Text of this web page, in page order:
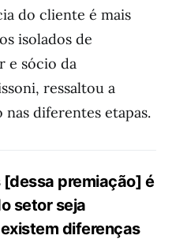
do cliente é mais
isolados de
e sócio da
ressaltou a
diferentes etapas.
[dessa premiação] é
setor seja
diferenças